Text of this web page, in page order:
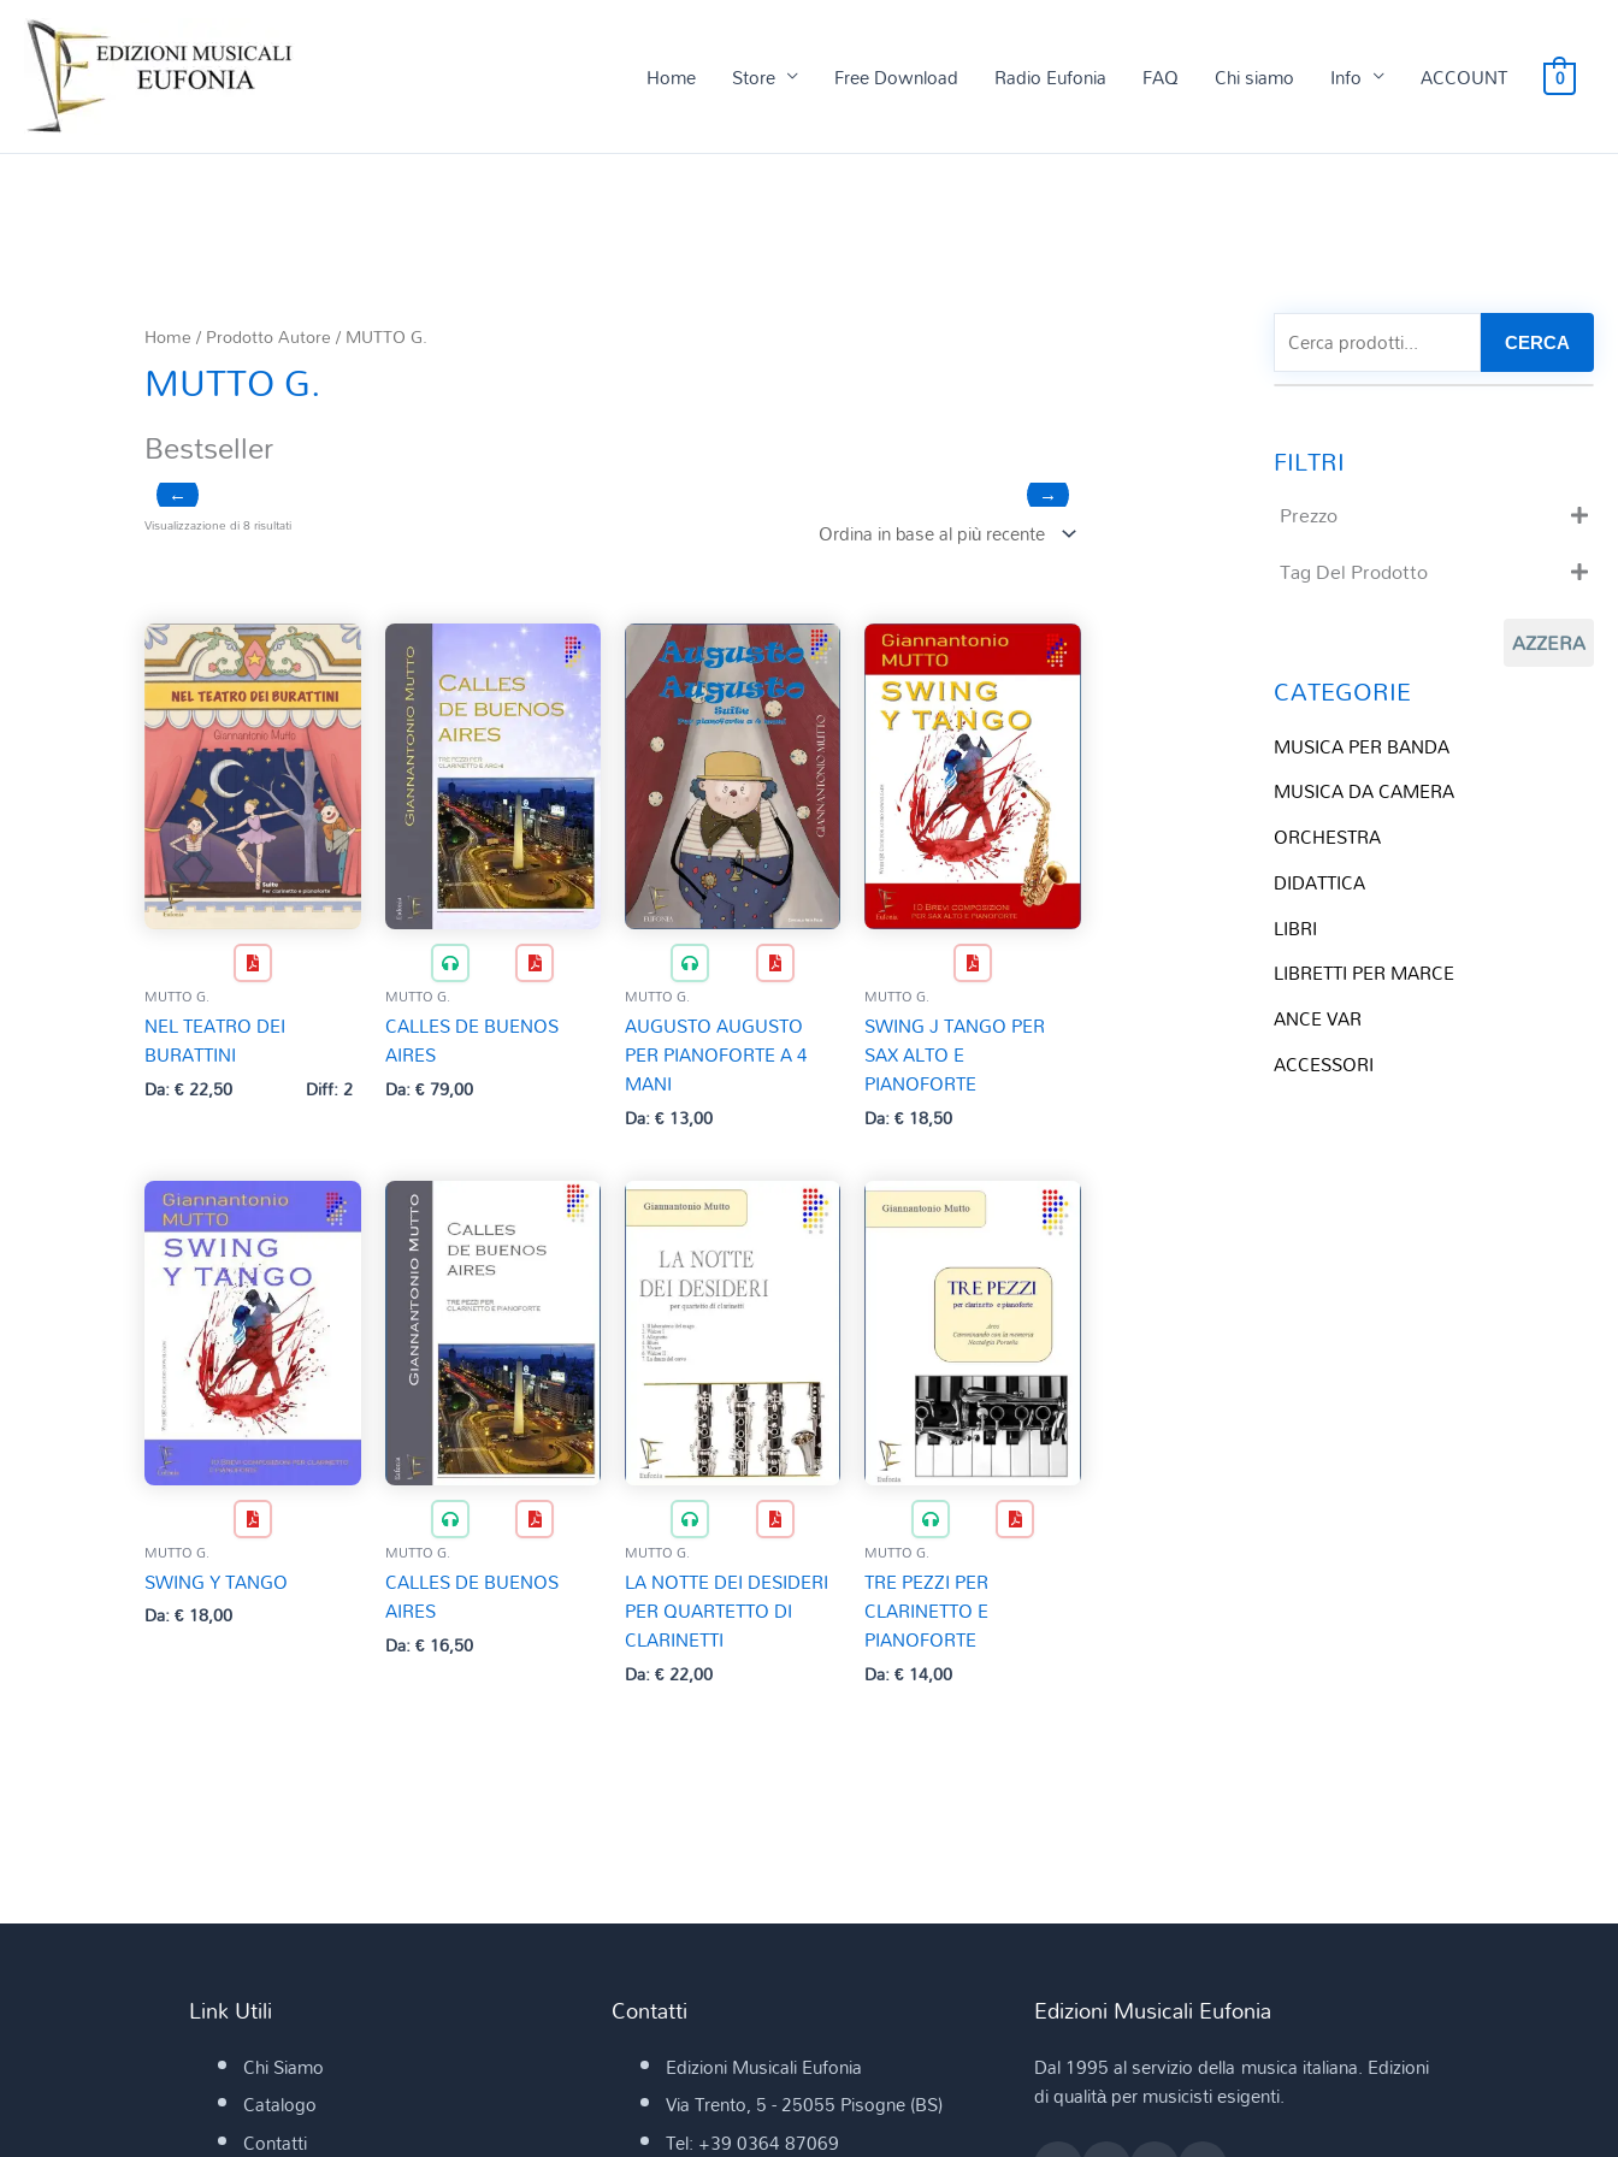
Home Store Free Download Radio Eufonia FAQ Chi siamo Info ACCOUNT 0
Home/ Prodotto Autore / MUTTO G.
MUTTO G.
Bestseller
← →
Visualizzazione di 8 risultatiOrdina
in
MUTTO G.
NEL TEATRO DEI
BURATTINI
Da:€22,50 Diff: 2
MUTTO G.
CALLES DE BUENOS
AIRES
Da:€79,00
MUTTO G.
AUGUSTO AUGUSTO
PER PIANOFORTE A 4
MANI
Da:€13,00
MUTTO G.
SWING J TANGO PER
SAX ALTO E
PIANOFORTE
Da:€18,50
MUTTO G.
SWING Y TANGO
Da:€18,00
MUTTO G.
CALLES DE BUENOS
AIRES
Da:€16,50
MUTTO G.
LA NOTTE DEI DESIDERI
PER QUARTETTO DI
CLARINETTI
Da:€22,00
MUTTO G.
TRE PEZZI PER
CLARINETTO E
PIANOFORTE
Da:€14,00
CERCA
Prezzo
Tag Del Prodotto
Composizioni originali
QR base
QR esecuzione
AZZERA
CATEGORIE
MUSICA PER BANDA
MUSICA DA CAMERA
ORCHESTRA
DIDATTICA
LIBRI
LIBRETTI PER MARCE
ANCE VAR
ACCESSORI
Link Utili
Chi Siamo
Catalogo
Contatti
Contatti
Edizioni Musicali Eufonia
Via Trento, 5 - 25055 Pisogne (BS)
Tel: +39 0364 87069
Edizioni Musicali Eufonia
Dal 1995 al servizio della musica italiana. Edizioni
di qualità per musicisti esigenti.